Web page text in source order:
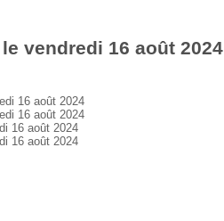
vendredi 16 août 2024
16 août 2024
16 août 2024
16 août 2024
16 août 2024